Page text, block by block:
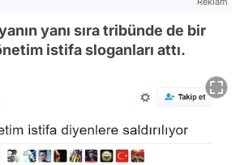
yanı sıra tribünde de bir
istifa sloganları attı.